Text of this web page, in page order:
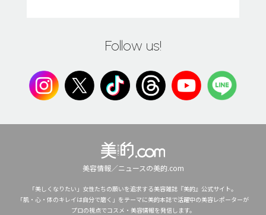
Follow us!
美容情報／ニュースの美的.com
「美しくなりたい」女性たちの願いを追求する美容雑誌『美的』公式サイト。
「肌・心・体のキレイは自分で磨く」をテーマに美的本誌で活躍中の美容レポーターが
プロの視点でコスメ・美容情報を発信します。